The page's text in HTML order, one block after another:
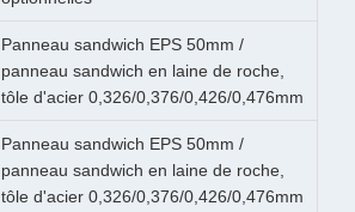
Panneau sandwich EPS 50mm /
panneau sandwich en laine de roche,
tôle d'acier 0,326/0,376/0,426/0,476mm
Panneau sandwich EPS 50mm /
panneau sandwich en laine de roche,
tôle d'acier 0,326/0,376/0,426/0,476mm